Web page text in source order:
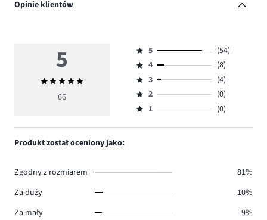
Opinie klientów
5
Średnia
ocena
66
Ocena
5,
ilość
głosów
54.
5
(54)
Ocena
4,
ilość
głosów
4
(8)
Ocena
3,
ilość
3
(4)
Ocena
2,
2
(0)
Ocena
1,
1 (0)
Produkt został oceniony jako:
Zgodny z rozmiarem
81%
Za duży
10%
Za mały
9%